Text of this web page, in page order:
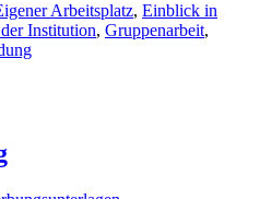
Arbeitsplatz, Einblick in
Institution, Gruppenarbeit,